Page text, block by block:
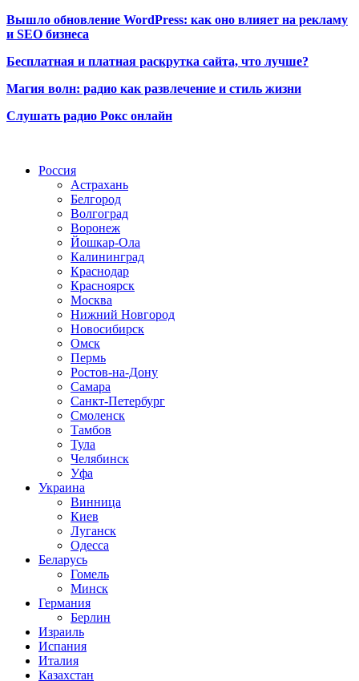
Вышло обновление WordPress: как оно влияет на рекламу
и SEO бизнеса
Бесплатная и платная раскрутка сайта, что лучше?
Магия волн: радио как развлечение и стиль жизни
Слушать радио Рокс онлайн
Россия
Астрахань
Белгород
Волгоград
Воронеж
Йошкар-Ола
Калининград
Краснодар
Красноярск
Москва
Нижний Новгород
Новосибирск
Омск
Пермь
Ростов-на-Дону
Самара
Санкт-Петербург
Смоленск
Тамбов
Тула
Челябинск
Уфа
Украина
Винница
Киев
Луганск
Одесса
Беларусь
Гомель
Минск
Германия
Берлин
Израиль
Испания
Италия
Казахстан